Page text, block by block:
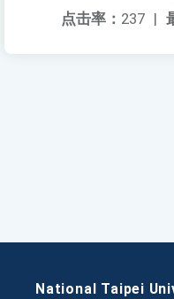
点击率： 237 |
National Taipei